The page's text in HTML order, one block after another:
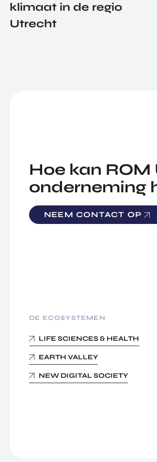
klimaat in de regio
Utrecht
Hoe kan
onderneming
NEEM CONTACT OP
DE ECOSYSTEMEN
LIFE SCIENCES & HEALTH
EARTH VALLEY
NEW DIGITAL SOCIETY